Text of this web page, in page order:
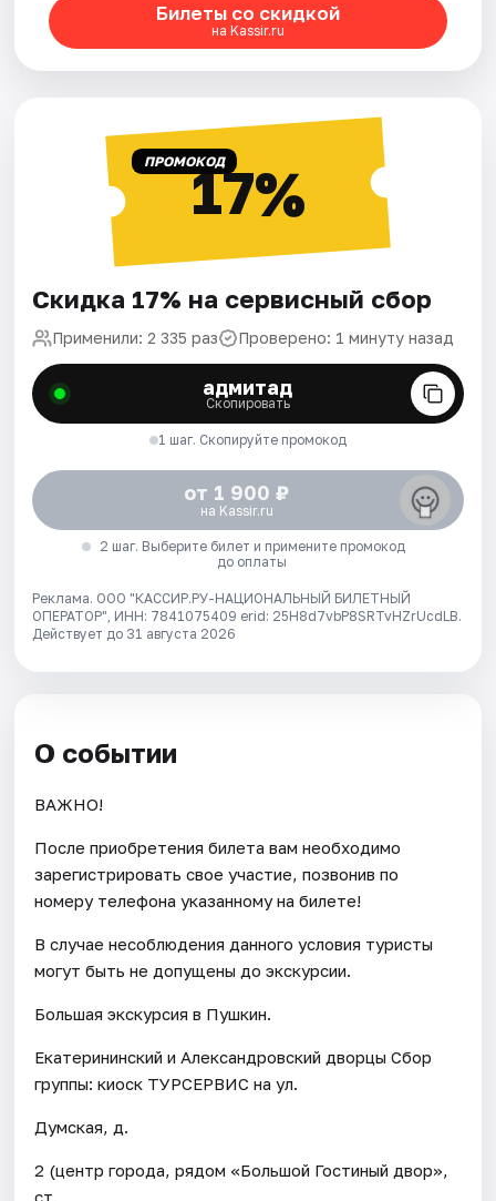
Билеты со скидкой
на Kassir.ru
ПРОМОКОД17%
Скидка 17% на сервисный сбор
Применили: 2 335 раз Проверено: 1 минуту назад
адмитад
Скопировать
1 шаг. Скопируйте промокод
от 1 900 ₽
на Kassir.ru
2 шаг. Выберите билет и примените промокод
до оплаты
Реклама. ООО "КАССИР.РУ-НАЦИОНАЛЬНЫЙ БИЛЕТНЫЙ
ОПЕРАТОР", ИНН: 7841075409 erid: 25H8d7vbP8SRTvHZrUcdLB.
Действует до 31 августа 2026
О событии
ВАЖНО!
После приобретения билета вам необходимо
зарегистрировать свое участие, позвонив по
номеру телефона указанному на билете!
В случае несоблюдения данного условия туристы
могут быть не допущены до экскурсии.
Большая экскурсия в Пушкин.
Екатерининский и Александровский дворцы Сбор
группы: киоск ТУРСЕРВИС на ул.
Думская, д.
2 (центр города, рядом «Большой Гостиный двор»,
ст.